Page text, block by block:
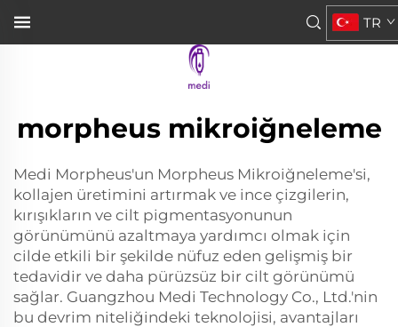
TR
morpheus mikroiğneleme
Medi Morpheus'un Morpheus Mikroiğneleme'si,
kollajen üretimini artırmak ve ince çizgilerin,
kırışıkların ve cilt pigmentasyonunun
görünümünü azaltmaya yardımcı olmak için
cilde etkili bir şekilde nüfuz eden gelişmiş bir
tedavidir ve daha pürüzsüz bir cilt görünümü
sağlar. Guangzhou Medi Technology Co., Ltd.'nin
bu devrim niteliğindeki teknolojisi, avantajları